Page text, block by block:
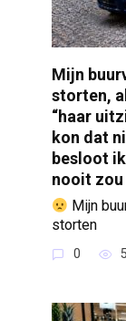
Mijn
storten,
“haar
kon dat
besloot
nooit
Mijn
storten
0